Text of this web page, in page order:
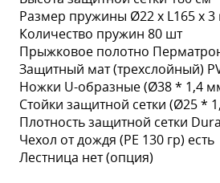
Размер пружины Ø22 х L165 х
Количество пружин 80 шт
Прыжковое полотно
Защитный мат (трехслойный)
Ножки U-образные (Ø38 * 1,4
Стойки защитной сетки (Ø25 *
Плотность защитной сетки
Чехол от дождя (PE 130 гр) есть
Лестница нет (опция)